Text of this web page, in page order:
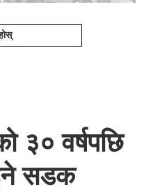
३० वर्षपछि
सडक